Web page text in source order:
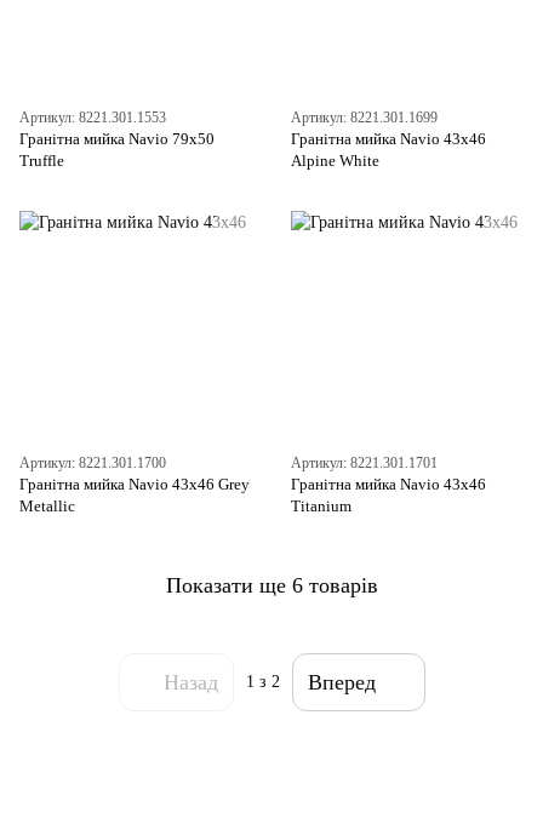
Артикул: 8221.301.1553
Гранітна мийка Navio 79x50
Truffle
Артикул: 8221.301.1699
Гранітна мийка Navio 43x46
Alpine White
Артикул: 8221.301.1700
Гранітна мийка Navio 43x46 Grey
Metallic
Артикул: 8221.301.1701
Гранітна мийка Navio 43x46
Titanium
Показати ще 6 товарів
Назад 1 з 2 Вперед